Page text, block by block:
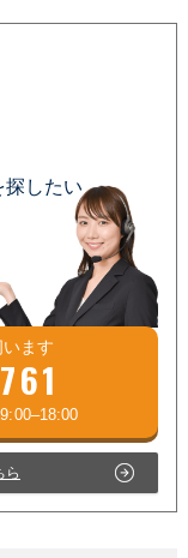
探したい
ます
ら